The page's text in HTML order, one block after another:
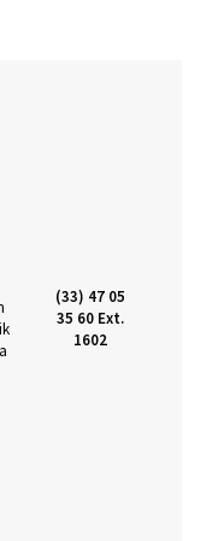
(33) 47 05
35 60 Ext.
1602